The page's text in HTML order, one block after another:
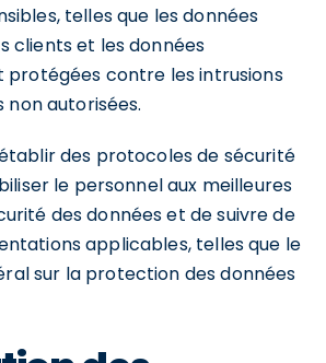
telles que les données
clients et les données
protégées contre les intrusions
non autorisées.
des protocoles de sécurité
le personnel aux meilleures
des données et de suivre de
applicables, telles que le
sur la protection des données